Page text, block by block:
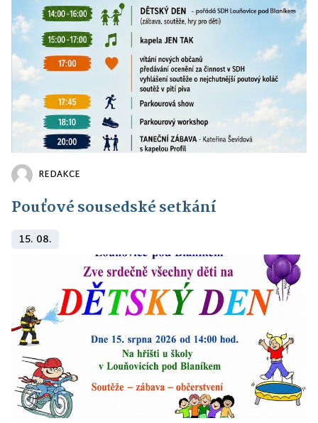
REDAKCE
Pouťové sousedské setkání
15. 08.